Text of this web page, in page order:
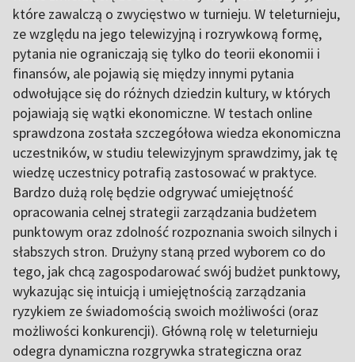
które zawalczą o zwycięstwo w turnieju. W teleturnieju,
ze względu na jego telewizyjną i rozrywkową formę,
pytania nie ograniczają się tylko do teorii ekonomii i
finansów, ale pojawią się między innymi pytania
odwołujące się do różnych dziedzin kultury, w których
pojawiają się wątki ekonomiczne. W testach online
sprawdzona została szczegółowa wiedza ekonomiczna
uczestników, w studiu telewizyjnym sprawdzimy, jak tę
wiedzę uczestnicy potrafią zastosować w praktyce.
Bardzo dużą rolę będzie odgrywać umiejętność
opracowania celnej strategii zarządzania budżetem
punktowym oraz zdolność rozpoznania swoich silnych i
słabszych stron. Drużyny staną przed wyborem co do
tego, jak chcą zagospodarować swój budżet punktowy,
wykazując się intuicją i umiejętnością zarządzania
ryzykiem ze świadomością swoich możliwości (oraz
możliwości konkurencji). Główną rolę w teleturnieju
odegra dynamiczna rozgrywka strategiczna oraz